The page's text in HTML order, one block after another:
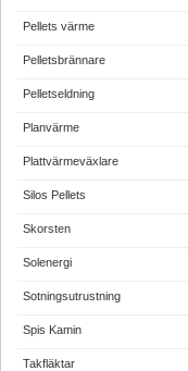
Pellets värme
Pelletsbrännare
Pelletseldning
Planvärme
Plattvärmeväxlare
Silos Pellets
Skorsten
Solenergi
Sotningsutrustning
Spis Kamin
Takfläktar